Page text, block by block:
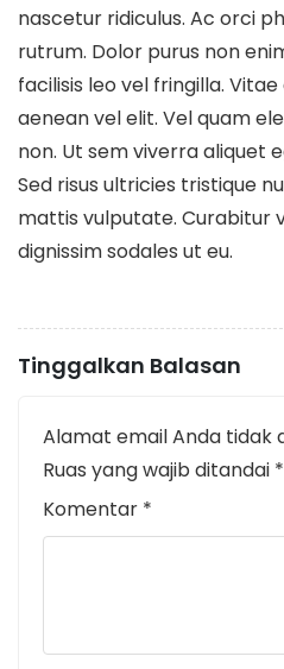
nascetur ridiculus. Ac orci
rutrum. Dolor purus non
facilisis leo vel fringilla.
aenean vel elit. Vel quam
non. Ut sem viverra aliquet
Sed risus ultricies tristique
mattis vulputate. Curabitur
dignissim sodales ut eu.
Tinggalkan Balasan
Alamat email Anda tidak
Ruas yang wajib ditandai *
Komentar *